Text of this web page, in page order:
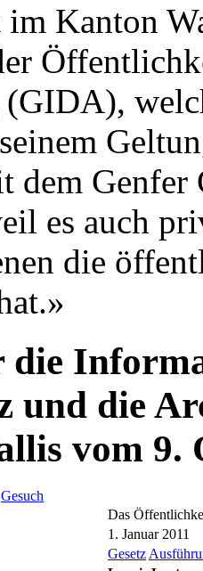
Kanton
dem Genfer
es auch
die
die
und die
vom 9.
Gesuch
Das
1. Januar 2011
Gesetz